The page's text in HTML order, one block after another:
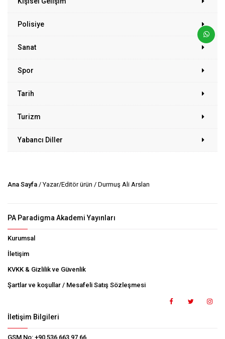
Polisiye
Sanat
Spor
Tarih
Turizm
Yabancı Diller
Ana Sayfa / Yazar/Editör ürün / Durmuş Ali Arslan
PA Paradigma Akademi Yayınları
Kurumsal
İletişim
KVKK & Gizlilik ve Güvenlik
Şartlar ve koşullar / Mesafeli Satış Sözleşmesi
İletişim Bilgileri
GSM No: +90 536 663 97 66